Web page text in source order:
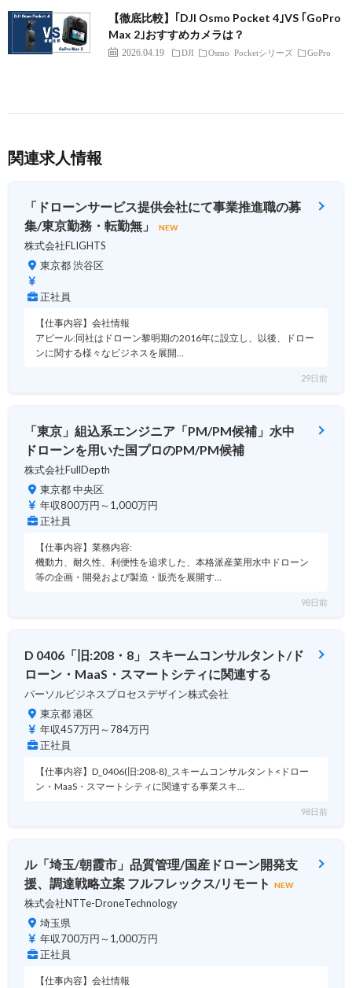
【徹底比較】｢DJI Osmo Pocket 4｣VS ｢GoPro
Max 2｣おすすめカメラは？
2026.04.19 DJI Osmo Pocketシリーズ GoPro
関連求人情報
「ドローンサービス提供会社にて事業推進職の募
集/東京勤務・転勤無」
NEW
株式会社FLIGHTS
東京都 渋谷区
正社員
【仕事内容】会社情報
アピール:同社はドローン黎明期の2016年に設立し、以後、ドロー
ンに関する様々なビジネスを展開…
29日前
「東京」組込系エンジニア「PM/PM候補」水中
ドローンを用いた国プロのPM/PM候補
株式会社FullDepth
東京都 中央区
年収800万円～1,000万円
正社員
【仕事内容】業務内容:
機動力、耐久性、利便性を追求した、本格派産業用水中ドローン
等の企画・開発および製造・販売を展開す…
98日前
D 0406「旧:208・8」 スキームコンサルタント/ド
ローン・MaaS・スマートシティに関連する
パーソルビジネスプロセスデザイン株式会社
東京都 港区
年収457万円～784万円
正社員
【仕事内容】D_0406(旧:208-8)_スキームコンサルタント<ドロー
ン・MaaS・スマートシティに関連する事業スキ…
98日前
ル「埼玉/朝霞市」品質管理/国産ドローン開発支
援、調達戦略立案 フルフレックス/リモート
NEW
株式会社NTTe-DroneTechnology
埼玉県
年収700万円～1,000万円
正社員
【仕事内容】会社情報